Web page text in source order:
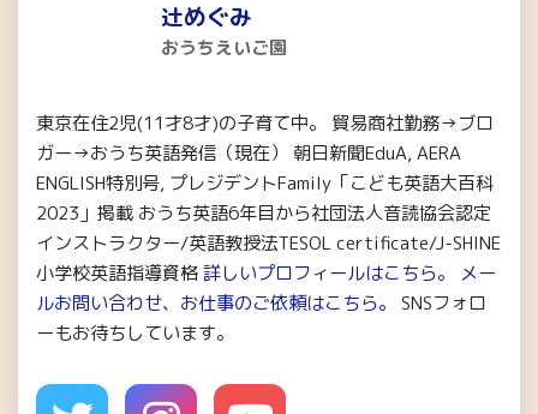
辻めぐみ
おうちえいご園
東京在住2児(11才8才)の子育て中。 貿易商社勤務→ブロ
ガー→おうち英語発信（現在） 朝日新聞EduA, AERA
ENGLISH特別号, プレジデントFamily「こども英語大百科
2023」掲載 おうち英語6年目から社団法人音読協会認定
インストラクター/英語教授法TESOL certificate/J-SHINE
小学校英語指導資格詳しいプロフィールはこちら。
メー
ルお問い合わせ、お仕事のご依頼はこちら。
SNSフォロ
ーもお待ちしています。